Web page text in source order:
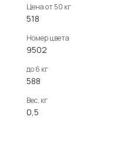
Цена от 50 кг
518
Номер цвета
9502
до 6 кг
588
Вес, кг
0,5